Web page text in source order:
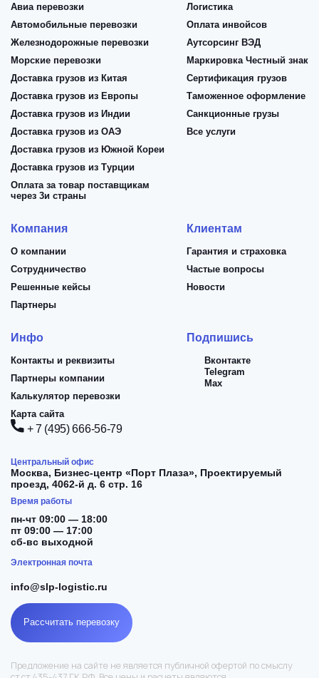
+ 7 (495) 666-56-79
Центральный офис
Москва, Бизнес-центр «Порт Плаза», Проектируемый
проезд, 4062-й д. 6 стр. 16
Время работы
пн-чт 09:00 — 18:00
пт 09:00 — 17:00
сб-вс выходной
Электронная почта
info@slp-logistic.ru
Рассчитать перевозку
Предложение на сайте не является публичной офертой по смыслу
Авиа перевозки
Автомобильные перевозки
Железнодорожные перевозки
Морские перевозки
Доставка грузов из Китая
Доставка грузов из Европы
Доставка грузов из Индии
Доставка грузов из ОАЭ
Доставка грузов из Южной Кореи
Доставка грузов из Турции
Оплата за товар поставщикам
через 3и страны
Логистика
Оплата инвойсов
Аутсорсинг ВЭД
Маркировка Честный знак
Сертификация грузов
Таможенное оформление
Санкционные грузы
Все услуги
Компания
О компании
Сотрудничество
Решенные кейсы
Партнеры
Клиентам
Гарантия и страховка
Частые вопросы
Новости
Инфо
Контакты и реквизиты
Партнеры компании
Калькулятор перевозки
Карта сайта
Подпишись
Вконтакте
Telegram
Max